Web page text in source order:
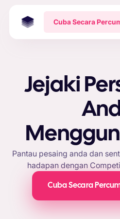
Cuba Secara
Jejaki
Pantau pesaing anda dan
hadapan dengan
Cuba Secara